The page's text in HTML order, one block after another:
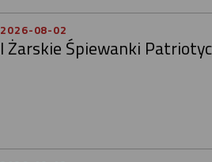
2026-08-02
I Żarskie Śpiewanki